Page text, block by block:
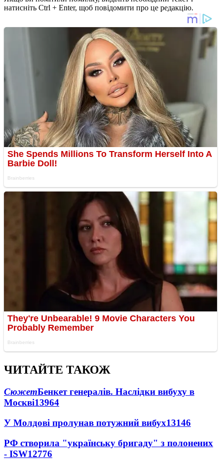
натисніть Ctrl + Enter, щоб повідомити про це редакцію.
ЧИТАЙТЕ ТАКОЖ
СюжетБенкет генералів. Наслідки вибуху в
Москві13964
У Молдові пролунав потужний вибух13146
РФ створила "українську бригаду" з полонених
- ISW12776